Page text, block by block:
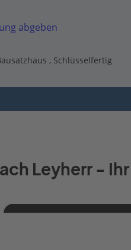
abgeben
Schlüsselfertig
Leyherr -